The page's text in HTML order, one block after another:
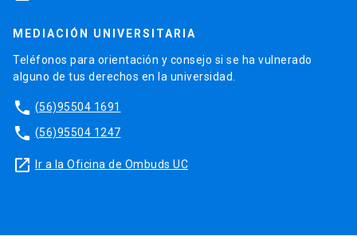
MEDIACIÓN UNIVERSITARIA
Teléfonos para orientación y consejo si se ha vulnerado
alguno de tus derechos en la universidad.
phone (56)95504 1691
phone (56)95504 1247
launch Ir a la Oficina de Ombuds UC